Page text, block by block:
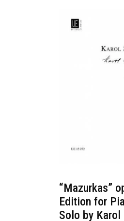
“Mazurkas”
Edition for
Solo by Karol